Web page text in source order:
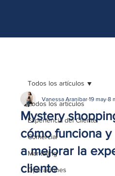
Todos los artículos
Experiencia del Cliente
Comercial
Marketing
Operaciones
Todos los artículos
Mystery
cómo funciona
a mejorar la
cliente
Vanessa Aranibar 19 may 8